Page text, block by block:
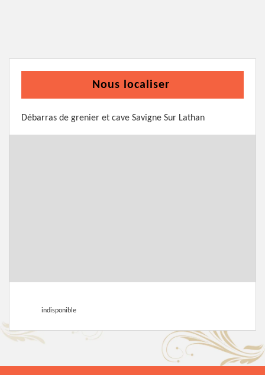
Nous localiser
Débarras de grenier et cave Savigne Sur Lathan
indisponible